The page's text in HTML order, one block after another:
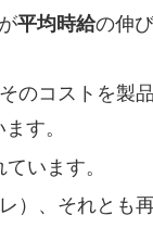
平均時給の伸
のコストを製
す。
います。
）、それとも